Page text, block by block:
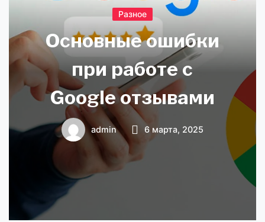
Разное
Основные ошибки
при работе с
Google отзывами
admin 6 марта, 2025